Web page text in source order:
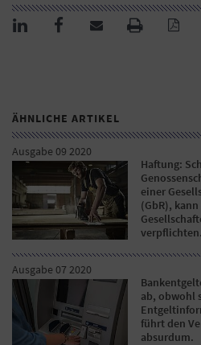
ÄHNLICHE ARTIKEL
Ausgabe 09 2020
Haftung:
einer
(GbR),
verpflichten.
Ausgabe 07 2020
ab, obwohl
führt den
absurdum.